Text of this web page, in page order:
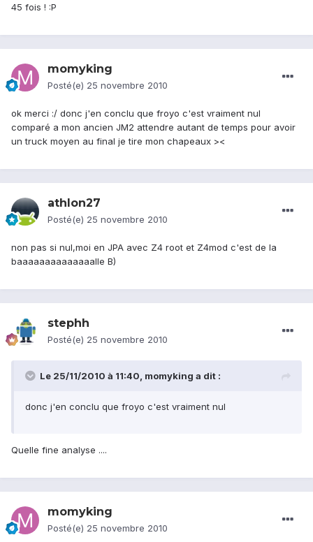
45 fois ! :P
momyking
Posté(e) 25 novembre 2010
ok merci :/ donc j'en conclu que froyo c'est vraiment nul
comparé a mon ancien JM2 attendre autant de temps pour avoir
un truck moyen au final je tire mon chapeaux ><
athlon27
Posté(e) 25 novembre 2010
non pas si nul,moi en JPA avec Z4 root et Z4mod c'est de la
baaaaaaaaaaaaaalle B)
stephh
Posté(e) 25 novembre 2010
Le 25/11/2010 à 11:40, momyking a dit :
donc j'en conclu que froyo c'est vraiment nul
Quelle fine analyse ....
momyking
Posté(e) 25 novembre 2010